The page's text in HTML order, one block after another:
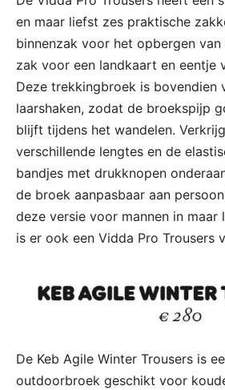
en maar liefst zes praktische
binnenzak voor het opbergen
zak voor een landkaart en eentje
Deze trekkingbroek is bovendien
laarshaken, zodat de broekspijp
blijft tijdens het wandelen.
verschillende lengtes en de
bandjes met drukknopen
de broek aanpasbaar aan
deze versie voor mannen in maar
is er ook een Vidda Pro Trousers
De Keb Agile Winter Trousers is
outdoorbroek geschikt voor